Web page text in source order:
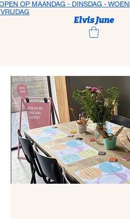
OP MAANDAG - DINSDAG -
Elvis June